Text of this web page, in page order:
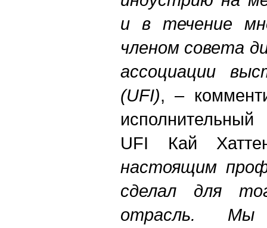
и в течение
членом совета
ассоциации
(UFI), –
UFI Кай
настоящим
сделал для
отрасль. Мы